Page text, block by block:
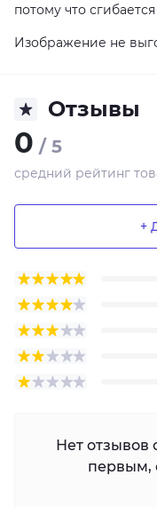
потому что
Изображение не
Отзывы
0 / 5
средний рейтинг
+
Нет отзывов
первым,